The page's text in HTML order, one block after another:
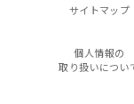
サイトマップ
個人情報の
取り扱いについ